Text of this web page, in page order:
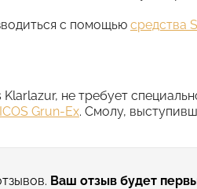
с помощью средства
не требует
Grun-Ex. Смолу,
Ваш отзыв будет